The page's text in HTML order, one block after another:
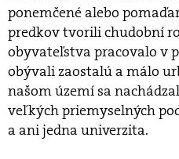
ponemčené alebo
predkov tvorili chudobní
obyvateľstva pracovalo v
obývali zaostalú a málo
našom území sa
veľkých priemyselných
a ani jedna univerzita.